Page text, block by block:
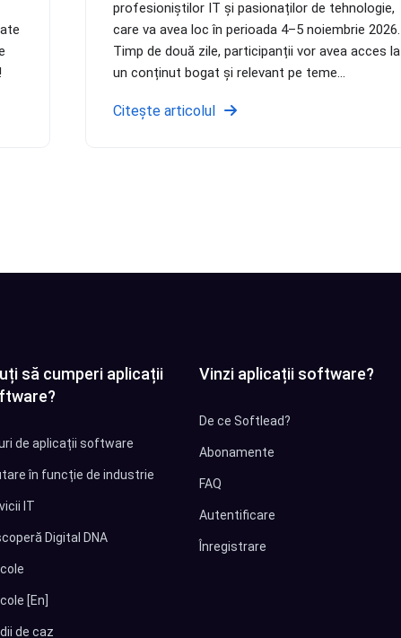
profesioniștilor IT și pasionaților de tehnologie,
care va avea loc în perioada 4–5 noiembrie 2026.
Timp de două zile, participanții vor avea acces la
un conținut bogat și relevant pe teme...
Citește articolul
să cumperi aplicații
de aplicații software
în funcție de industrie
IT
Digital DNA
[En]
de caz
Vinzi aplicații software?
De ce Softlead?
Abonamente
FAQ
Autentificare
Înregistrare